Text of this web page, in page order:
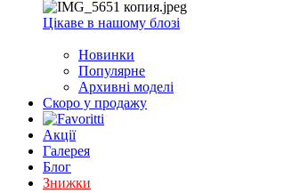
Цікаве в нашому блозі
Новинки
Популярне
Архивні моделі
Скоро у продажу
Акції
Галерея
Блог
Знижки